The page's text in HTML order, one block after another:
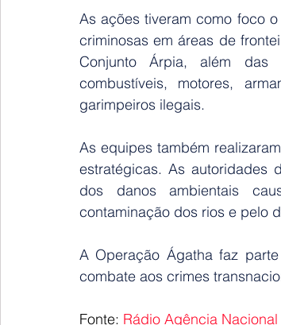
As ações tiveram como foco
criminosas em áreas de
Conjunto Árpia, além das
combustíveis, motores,
garimpeiros ilegais.
As equipes também
estratégicas. As autoridades
dos danos ambientais
contaminação dos rios e pelo
A Operação Ágatha faz
combate aos crimes
Fonte: Rádio Agência Nacional